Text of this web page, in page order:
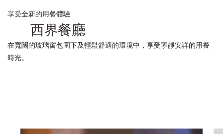
享受全新的用餐體驗
西界餐廳
在寬闊的玻璃窗包圍下及輕鬆舒適的環境中，享受寧靜安詳的用餐
時光。